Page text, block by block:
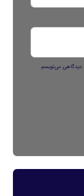
دیدگاهی می‌نویسم.